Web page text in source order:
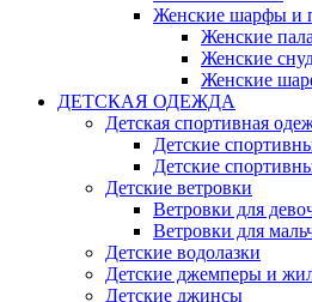
Женские шарфы и
Женские
Женские
Женские
ДЕТСКАЯ ОДЕЖДА
Детская спортивная
Детские
Детские
Детские ветровки
Ветровки для
Ветровки для
Детские водолазки
Детские джемперы и
Детские джинсы